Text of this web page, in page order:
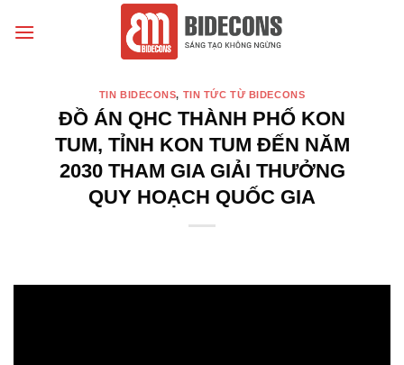
đến
TIN BIDECONS, TIN TỨC TỪ BIDECONS
ĐỒ ÁN QHC THÀNH PHỐ KON
TUM, TỈNH KON TUM ĐẾN NĂM
2030 THAM GIA GIẢI THƯỞNG
QUY HOẠCH QUỐC GIA